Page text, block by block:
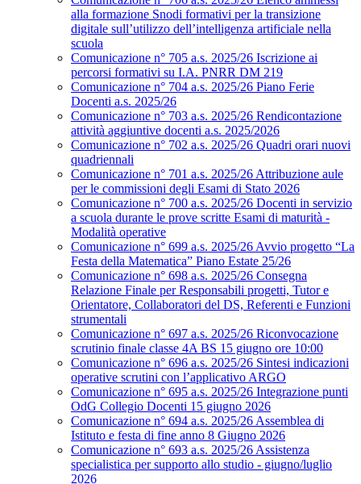
alla formazione Snodi formativi per la transizione
digitale sull’utilizzo dell’intelligenza artificiale nella
scuola
Comunicazione n° 705 a.s. 2025/26 Iscrizione ai
percorsi formativi su I.A. PNRR DM 219
Comunicazione n° 704 a.s. 2025/26 Piano Ferie
Docenti a.s. 2025/26
Comunicazione n° 703 a.s. 2025/26 Rendicontazione
attività aggiuntive docenti a.s. 2025/2026
Comunicazione n° 702 a.s. 2025/26 Quadri orari nuovi
quadriennali
Comunicazione n° 701 a.s. 2025/26 Attribuzione aule
per le commissioni degli Esami di Stato 2026
Comunicazione n° 700 a.s. 2025/26 Docenti in servizio
a scuola durante le prove scritte Esami di maturità -
Modalità operative
Comunicazione n° 699 a.s. 2025/26 Avvio progetto “La
Festa della Matematica” Piano Estate 25/26
Comunicazione n° 698 a.s. 2025/26 Consegna
Relazione Finale per Responsabili progetti, Tutor e
Orientatore, Collaboratori del DS, Referenti e Funzioni
strumentali
Comunicazione n° 697 a.s. 2025/26 Riconvocazione
scrutinio finale classe 4A BS 15 giugno ore 10:00
Comunicazione n° 696 a.s. 2025/26 Sintesi indicazioni
operative scrutini con l’applicativo ARGO
Comunicazione n° 695 a.s. 2025/26 Integrazione punti
OdG Collegio Docenti 15 giugno 2026
Comunicazione n° 694 a.s. 2025/26 Assemblea di
Istituto e festa di fine anno 8 Giugno 2026
Comunicazione n° 693 a.s. 2025/26 Assistenza
specialistica per supporto allo studio - giugno/luglio
2026